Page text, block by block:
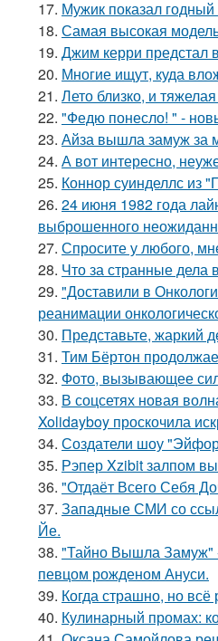
17. Мужик показал
18. Самая высокая
19. Джим керри предстал
20. Многие ищут, куда
21. Лето близко, и
22. "Федю понесло! " -
23. Айза вышла замуж за
24. А вот интересно,
25. Коннор суинделлс из
26. 24 июня 1982 года
выброшенного
27. Спросите у любого,
28. Что за странные дела
29. "Доставили в
реанимации
30. Представьте, жаркий
31. Тим Бёртон
32. Фото, вызывающее
33. В соцсетях новая
Xolidayboy проскочила
34. Создатели шоу
35. Рэпер Xzibit залпом
36. "Отдаёт Всего Себя
37. Западные СМИ со
Йе.
38. "Тайно Вышла Замуж" -
певцом рожденом Ануси.
39. Когда страшно, но
40. Кулинарный промах: